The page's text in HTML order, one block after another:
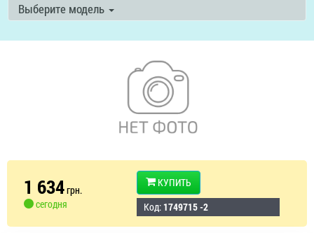
Выберите модель
1 634грн.
сегодня
КУПИТЬ
Код: 1749715 -2